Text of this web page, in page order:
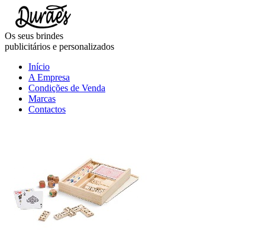
Os seus brindes
publicitários e personalizados
Início
A Empresa
Condições de Venda
Marcas
Contactos